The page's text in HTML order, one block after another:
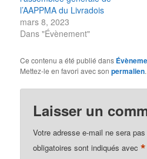
l’AAPPMA du Livradois
mars 8, 2023
Dans "Évènement"
Ce contenu a été publié dans
Mettez-le en favori avec sonpermalien.
Laisser un
Votre adresse e-mail ne sera
obligatoires sont indiqués avec*